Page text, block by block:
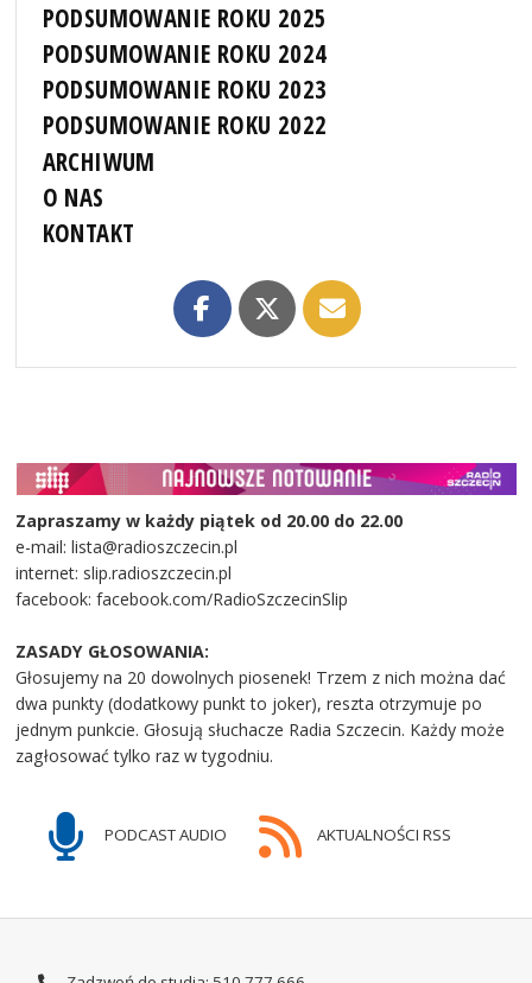
PODSUMOWANIE ROKU 2025
PODSUMOWANIE ROKU 2024
PODSUMOWANIE ROKU 2023
PODSUMOWANIE ROKU 2022
ARCHIWUM
O NAS
KONTAKT
Zapraszamy w każdy piątek od 20.00 do 22.00
e-mail: lista@radioszczecin.pl
internet: slip.radioszczecin.pl
facebook: facebook.com/RadioSzczecinSlip
ZASADY GŁOSOWANIA:
Głosujemy na 20 dowolnych piosenek! Trzem z nich można dać
dwa punkty (dodatkowy punkt to joker), reszta otrzymuje po
jednym punkcie. Głosują słuchacze Radia Szczecin. Każdy może
zagłosować tylko raz w tygodniu.
PODCAST AUDIO AKTUALNOŚCI RSS